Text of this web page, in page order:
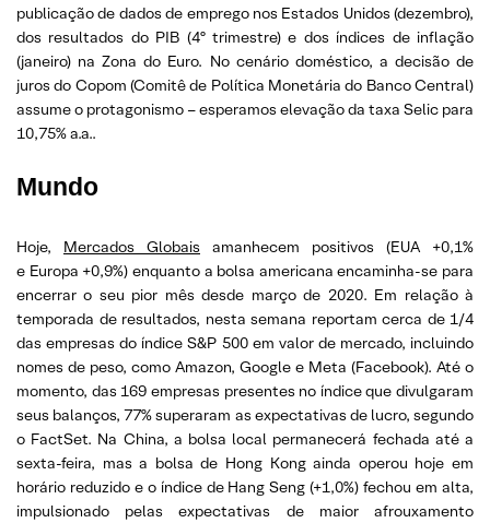
publicação de dados de emprego nos Estados Unidos (dezembro),
dos resultados do PIB (4º trimestre) e dos índices de inflação
(janeiro) na Zona do Euro. No cenário doméstico, a decisão de
juros do Copom (Comitê de Política Monetária do Banco Central)
assume o protagonismo – esperamos elevação da taxa Selic para
10,75% a.a..
Mundo
Hoje, Mercados Globais amanhecem positivos (EUA +0,1%
e Europa +0,9%) enquanto a bolsa americana encaminha-se para
encerrar o seu pior mês desde março de 2020. Em relação à
temporada de resultados, nesta semana reportam cerca de 1/4
das empresas do índice S&P 500 em valor de mercado, incluindo
nomes de peso, como Amazon, Google e Meta (Facebook). Até o
momento, das 169 empresas presentes no índice que divulgaram
seus balanços, 77% superaram as expectativas de lucro, segundo
o FactSet. Na China, a bolsa local permanecerá fechada até a
sexta-feira, mas a bolsa de Hong Kong ainda operou hoje em
horário reduzido e o índice de Hang Seng (+1,0%) fechou em alta,
impulsionado pelas expectativas de maior afrouxamento